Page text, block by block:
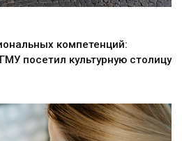
компетенций:
посетил культурную столицу